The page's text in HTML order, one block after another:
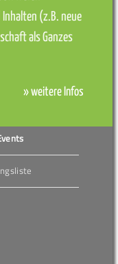
(z.B. neue
als Ganzes
» weitere Infos